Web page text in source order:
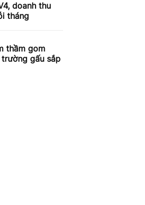
doanh thu
tháng
thầm gom
trường gấu sắp